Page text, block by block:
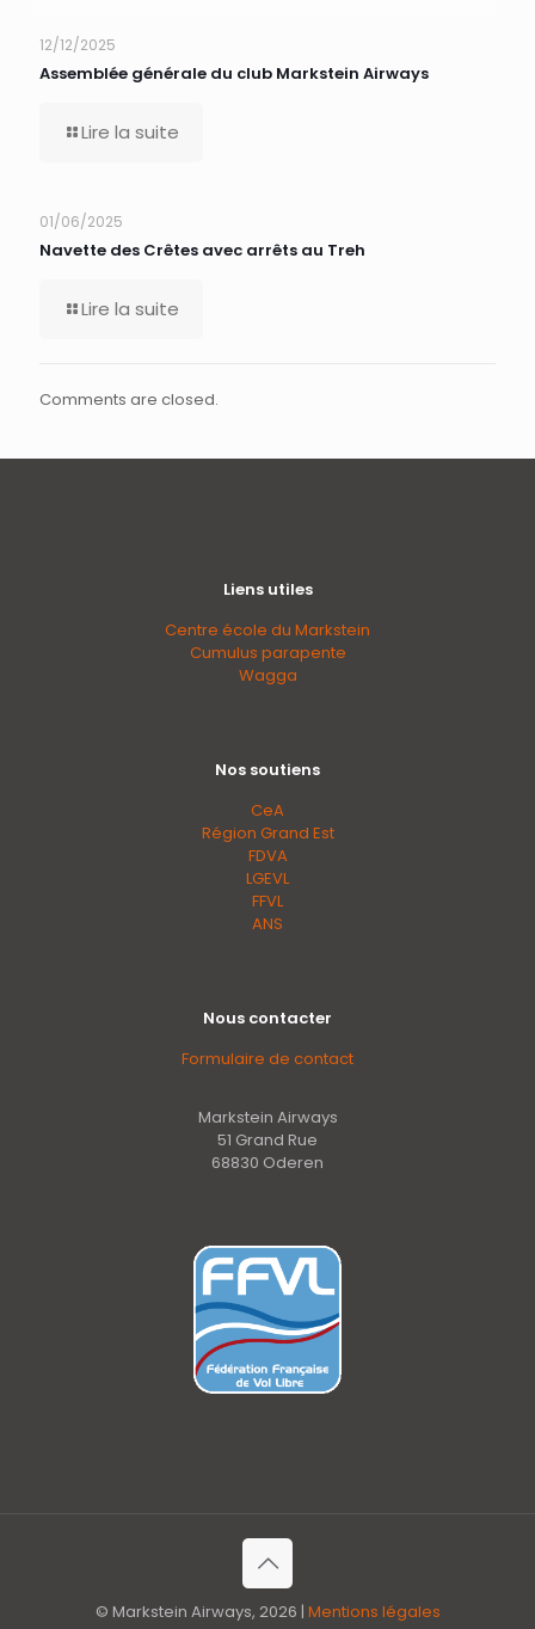
12/12/2025
Assemblée générale du club Markstein Airways
Lire la suite
01/06/2025
Navette des Crêtes avec arrêts au Treh
Lire la suite
Comments are closed.
Liens utiles
Centre école du Markstein
Cumulus parapente
Wagga
Nos soutiens
CeA
Région Grand Est
FDVA
LGEVL
FFVL
ANS
Nous contacter
Formulaire de contact
Markstein Airways
51 Grand Rue
68830 Oderen
© Markstein Airways, 2026 | Mentions légales